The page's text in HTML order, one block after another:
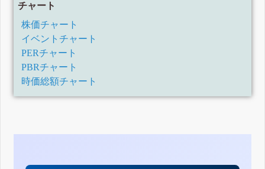
チャート
株価チャート
イベントチャート
PERチャート
PBRチャート
時価総額チャート